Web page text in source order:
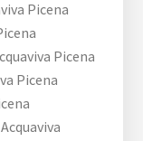
Picena
Picena
Picena
Acquaviva